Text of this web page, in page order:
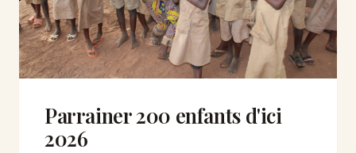
Parrainer 200 enfants d'ici
2026